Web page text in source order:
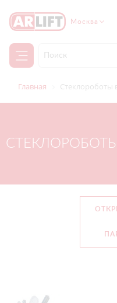
Москва
Главная Стеклороботы